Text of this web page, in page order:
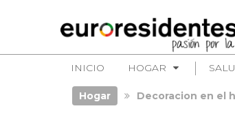
INICIO HOGAR
Hogar Decoracion en el